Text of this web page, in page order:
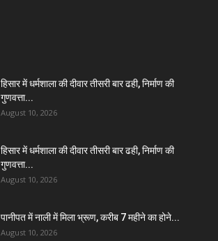
हिसार में धर्मशाला की दीवार तीसरी बार ढही, निर्माण की
गुणवत्ता...
August 10, 2026
हिसार में धर्मशाला की दीवार तीसरी बार ढही, निर्माण की
गुणवत्ता...
August 10, 2026
पानीपत में नाली में मिला भ्रूण, करीब 7 महीने का होने...
August 10, 2026